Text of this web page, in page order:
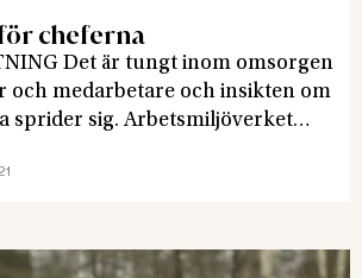
cheferna
Det är tungt inom omsorgen
och medarbetare och insikten om
sprider sig. Arbetsmiljöverket
får ha, men fler och fler